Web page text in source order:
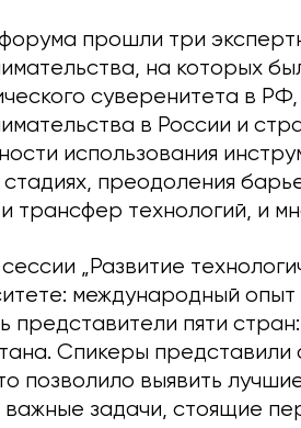
прошли три
на которых
суверенитета в
в России и
использования
стадиях, преодоления
трансфер технологий, и
„Развитие
международный
представители пяти
Спикеры
позволило выявить
важные задачи, стоящие